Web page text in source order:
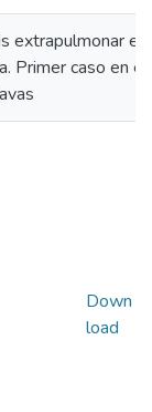
extrapulmonar en
Primer caso en
Down
load